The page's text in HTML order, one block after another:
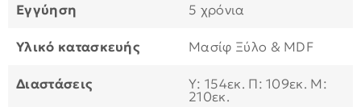
Εγγύηση 5 χρόνια
Υλικό κατασκευής Μασίφ Ξύλο & MDF
Διαστάσεις Υ: 154εκ. Π: 109εκ. Μ:
210εκ.